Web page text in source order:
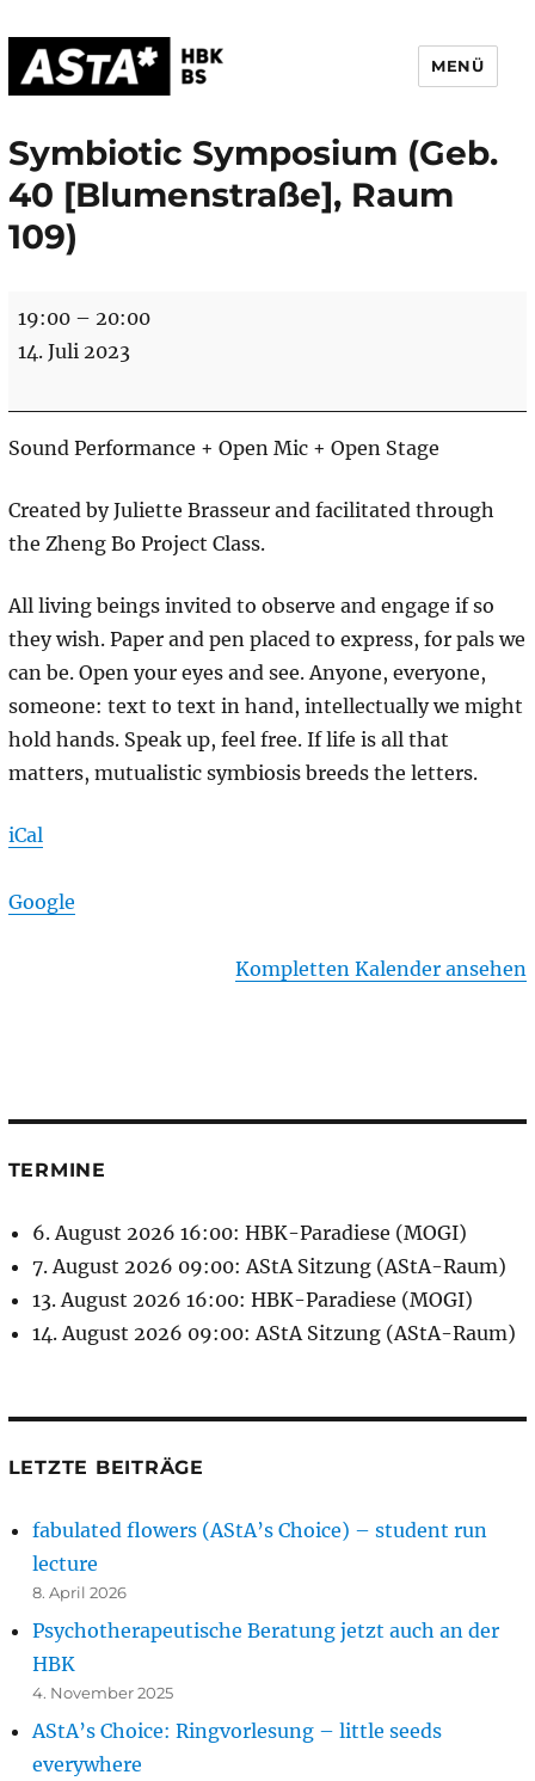
MENÜ
Symbiotic Symposium (Geb.
40 [Blumenstraße], Raum
109)
Symbiotic
Symposium
40
[Blumenstraße],
109)
19:00 – 20:00
14. Juli 2023
Sound Performance + Open Mic + Open Stage
Created by Juliette Brasseur and facilitated through
the Zheng Bo Project Class.
All living beings invited to observe and engage if so
they wish. Paper and pen placed to express, for pals we
can be. Open your eyes and see. Anyone, everyone,
someone: text to text in hand, intellectually we might
hold hands. Speak up, feel free. If life is all that
matters, mutualistic symbiosis breeds the letters.
iCal
Google
Kompletten Kalender ansehen
TERMINE
6. August 2026 16:00: HBK-Paradiese (MOGI)
7. August 2026 09:00: AStA Sitzung (AStA-Raum)
13. August 2026 16:00: HBK-Paradiese (MOGI)
14. August 2026 09:00: AStA Sitzung (AStA-Raum)
LETZTE BEITRÄGE
fabulated flowers (AStA’s Choice) – student run
lecture
8. April 2026
Psychotherapeutische Beratung jetzt auch an der
HBK
4. November 2025
AStA’s Choice: Ringvorlesung – little seeds
everywhere